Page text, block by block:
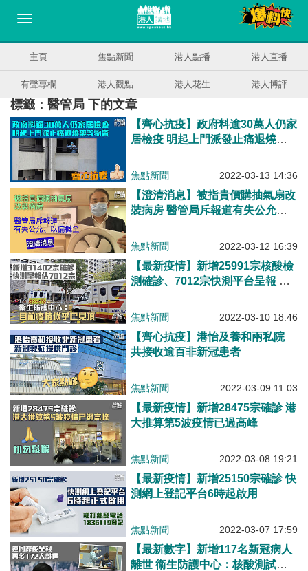
主頁 焦點新聞 港人點播 港人直播
有聲專欄 港人觀點 港人花生 港人博評
標籤：醫管局 下的文章
【齊心抗疫】政府料逾30萬人仍家
居檢疫 明起上門派發止痛退燒藥
焦點新聞 2022-03-13 14:36
【澄清消息】被指貴價購抽氣扇改
裝病房 醫管局斥報道有失公允、
焦點新聞 2022-03-12 16:39
【最新疫情】新增25991宗核酸檢
測確診、7012宗快測平台呈報 衞
焦點新聞 2022-03-10 18:46
【齊心抗疫】港怡及養和兩私院
共接收逾百非新冠患者
焦點新聞 2022-03-09 11:03
【最新疫情】新增28475宗確診 港
大推算第5波疫情已過高峰
焦點新聞 2022-03-08 19:21
【最新疫情】新增25150宗確診 快
測網上登記平台6時起啟用
焦點新聞 2022-03-07 17:59
【最新數字】新增117名新冠病人
離世 衞生防護中心：核酸測試人